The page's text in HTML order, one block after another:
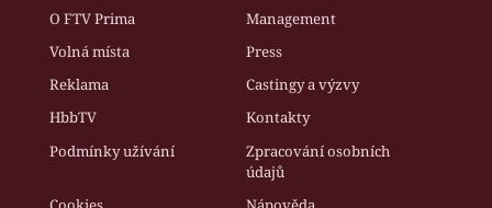
O FTV Prima
Management
Volná místa
Press
Reklama
Castingy a výzvy
HbbTV
Kontakty
Podmínky užívání
Zpracování osobních
údajů